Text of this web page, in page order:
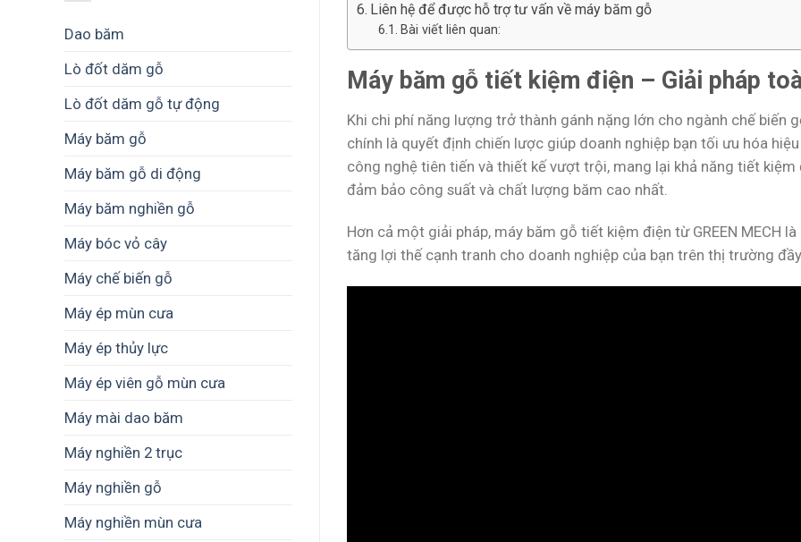
Dao băm
Lò đốt dăm gỗ
Lò đốt dăm gỗ tự động
Máy băm gỗ
Máy băm gỗ di động
Máy băm nghiền gỗ
Máy bóc vỏ cây
Máy chế biến gỗ
Máy ép mùn cưa
Máy ép thủy lực
Máy ép viên gỗ mùn cưa
Máy mài dao băm
Máy nghiền 2 trục
Máy nghiền gỗ
Máy nghiền mùn cưa
Liên hệ để được hỗ trợ tư vấn về máy băm gỗ
Bài viết liên quan:
Máy băm gỗ tiết kiệm điện – Giải pháp
Khi chi phí năng lượng trở thành gánh nặng lớn cho ngành chế
chính là quyết định chiến lược giúp doanh nghiệp bạn tối ưu hóa
công nghệ tiên tiến và thiết kế vượt trội, mang lại khả năng tiết
đảm bảo công suất và chất lượng băm cao nhất.
Hơn cả một giải pháp, máy băm gỗ tiết kiệm điện từ GREEN MECH
tăng lợi thế cạnh tranh cho doanh nghiệp của bạn trên thị trường